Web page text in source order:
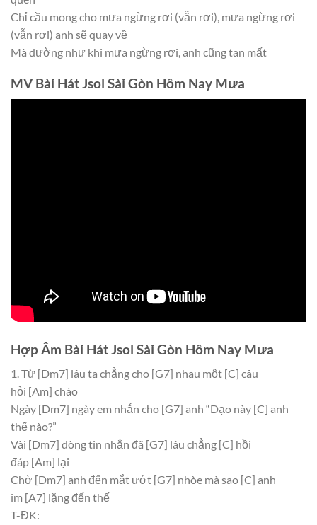
Chỉ cầu mong cho mưa ngừng rơi (vẫn rơi), mưa ngừng rơi
(vẫn rơi) anh sẽ quay về
Mà dường như khi mưa ngừng rơi, anh cũng tan mất
MV Bài Hát Jsol Sài Gòn Hôm Nay Mưa
Hợp Âm Bài Hát Jsol Sài Gòn Hôm Nay Mưa
1. Từ [Dm7] lâu ta chẳng cho [G7] nhau một [C] câu
hỏi [Am] chào
Ngày [Dm7] ngày em nhắn cho [G7] anh “Dạo này [C] anh
thế nào?”
Vài [Dm7] dòng tin nhắn đã [G7] lâu chẳng [C] hồi
đáp [Am] lại
Chờ [Dm7] anh đến mắt ướt [G7] nhòe mà sao [C] anh
im [A7] lặng đến thế
T-ĐK: